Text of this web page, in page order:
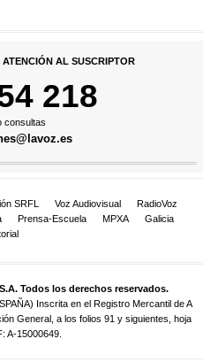
AL SUSCRIPTOR
218
consultas
SRFL Voz Audiovisual
RadioVoz
Prensa-Escuela MPXA
Galicia
Todos los derechos reservados.
Inscrita en el Registro Mercantil de A
General, a los folios 91 y siguientes, hoja
A-15000649.